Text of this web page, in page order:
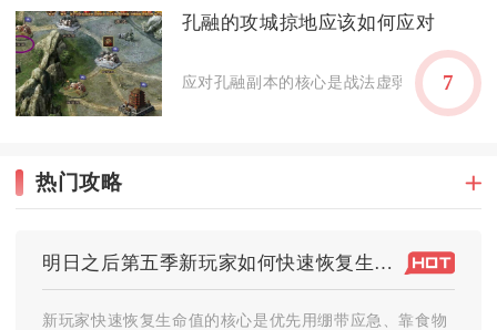
孔融的攻城掠地应该如何应对
应对孔融副本的核心是战法虚弱+高防扛伤
7
热门攻略
明日之后第五季新玩家如何快速恢复生命值
新玩家快速恢复生命值的核心是优先用绷带应急、靠食物